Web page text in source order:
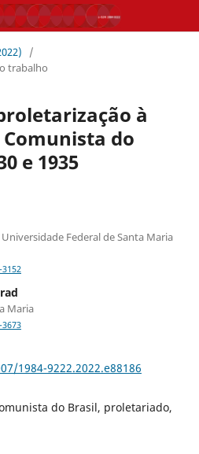
/
trabalho
à
do
e 1935
Federal de Santa Maria
Maria
1984-9222.2022.e88186
do Brasil, proletariado,